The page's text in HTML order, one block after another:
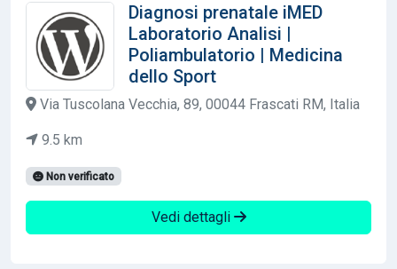
Diagnosi prenatale iMED
Laboratorio Analisi |
Poliambulatorio | Medicina
dello Sport
Via Tuscolana Vecchia, 89, 00044 Frascati RM, Italia
9.5 km
Non verificato
Vedi dettagli